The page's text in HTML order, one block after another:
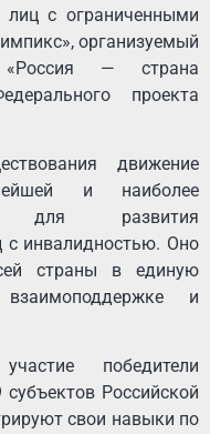
лиц с ограниченными
организуемый
«Россия — страна
проекта
движение
и наиболее
для развития
с инвалидностью. Оно
страны в единую
и
победители
Российской
свои навыки по